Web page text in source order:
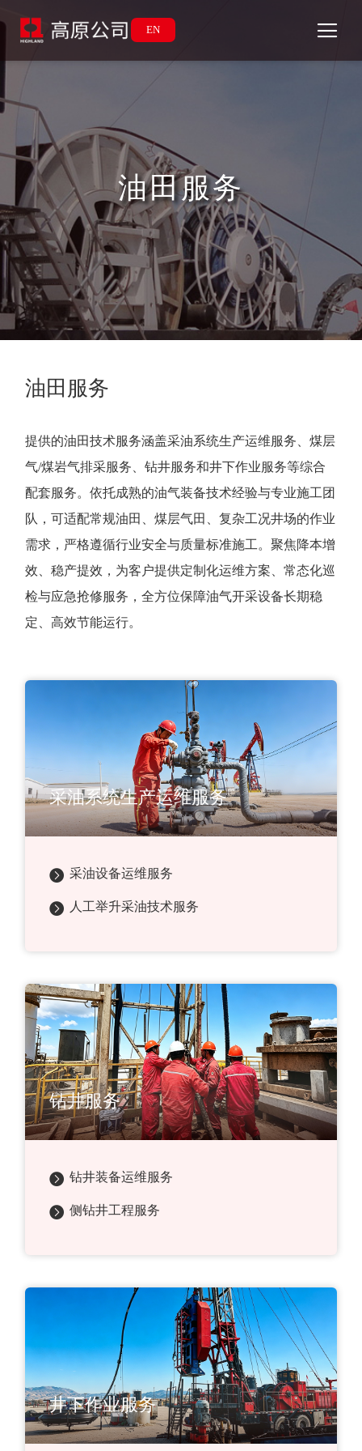
EN
油田服务
油田服务
提供的油田技术服务涵盖采油系统生产运维服务、煤层
气/煤岩气排采服务、钻井服务和井下作业服务等综合
配套服务。依托成熟的油气装备技术经验与专业施工团
队，可适配常规油田、煤层气田、复杂工况井场的作业
需求，严格遵循行业安全与质量标准施工。聚焦降本增
效、稳产提效，为客户提供定制化运维方案、常态化巡
检与应急抢修服务，全方位保障油气开采设备长期稳
定、高效节能运行。
采油系统生产运维服务
采油设备运维服务
人工举升采油技术服务
钻井服务
钻井装备运维服务
侧钻井工程服务
井下作业服务